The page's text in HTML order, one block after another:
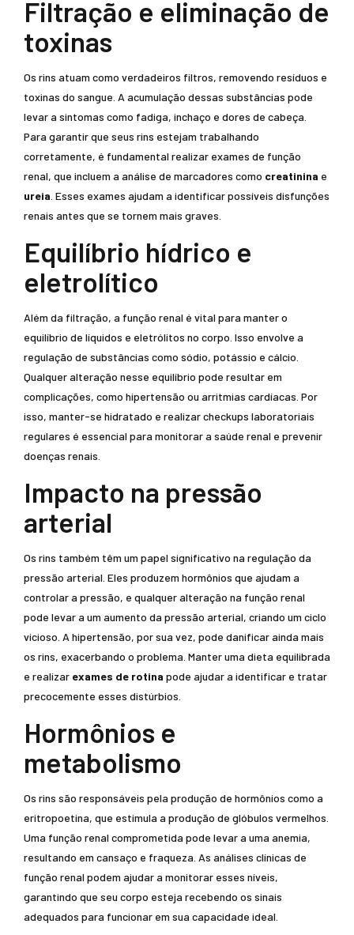
Filtração e eliminação de
toxinas
Os rins atuam como verdadeiros filtros, removendo resíduos e
toxinas do sangue. A acumulação dessas substâncias pode
levar a sintomas como fadiga, inchaço e dores de cabeça.
Para garantir que seus rins estejam trabalhando
corretamente, é fundamental realizar exames de função
renal, que incluem a análise de marcadores como creatinina e
ureia . Esses exames ajudam a identificar possíveis disfunções
renais antes que se tornem mais graves.
Equilíbrio hídrico e
eletrolítico
Além da filtração, a função renal é vital para manter o
equilíbrio de líquidos e eletrólitos no corpo. Isso envolve a
regulação de substâncias como sódio, potássio e cálcio.
Qualquer alteração nesse equilíbrio pode resultar em
complicações, como hipertensão ou arritmias cardíacas. Por
isso, manter-se hidratado e realizar checkups laboratoriais
regulares é essencial para monitorar a saúde renal e prevenir
doenças renais.
Impacto na pressão
arterial
Os rins também têm um papel significativo na regulação da
pressão arterial. Eles produzem hormônios que ajudam a
controlar a pressão, e qualquer alteração na função renal
pode levar a um aumento da pressão arterial, criando um ciclo
vicioso. A hipertensão, por sua vez, pode danificar ainda mais
os rins, exacerbando o problema. Manter uma dieta equilibrada
e realizar exames de rotina pode ajudar a identificar e tratar
precocemente esses distúrbios.
Hormônios e
metabolismo
Os rins são responsáveis pela produção de hormônios como a
eritropoetina, que estimula a produção de glóbulos vermelhos.
Uma função renal comprometida pode levar a uma anemia,
resultando em cansaço e fraqueza. As análises clínicas de
função renal podem ajudar a monitorar esses níveis,
garantindo que seu corpo esteja recebendo os sinais
adequados para funcionar em sua capacidade ideal.